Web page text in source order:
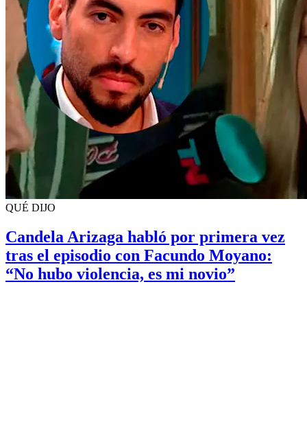
QUÉ DIJO
Candela Arizaga habló por primera vez
tras el episodio con Facundo Moyano:
“No hubo violencia, es mi novio”